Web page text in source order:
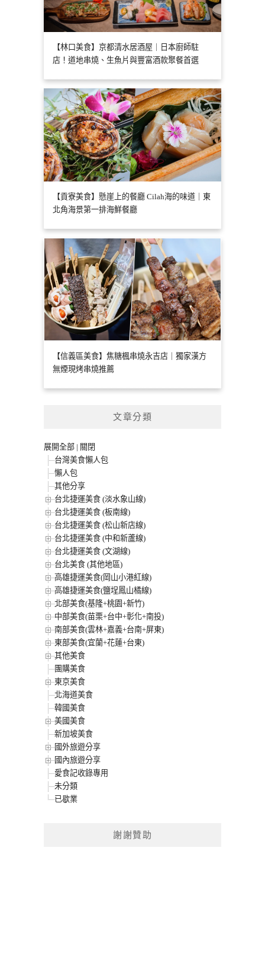
【林口美食】京都清水居酒屋｜日本廚師駐
店！道地串燒、生魚片與豐富酒款聚餐首選
【貢寮美食】懸崖上的餐廳 Cilah海的味道｜東
北角海景第一排海鮮餐廳
【信義區美食】焦糖楓串燒永吉店｜獨家漢方
無煙現烤串燒推薦
文章分類
展開全部 | 關閉
台灣美食懶人包
懶人包
其他分享
台北捷運美食 (淡水象山線)
台北捷運美食 (板南線)
台北捷運美食 (松山新店線)
台北捷運美食 (中和新蘆線)
台北捷運美食 (文湖線)
台北美食 (其他地區)
高雄捷運美食(岡山小港紅線)
高雄捷運美食(鹽埕鳳山橘線)
北部美食(基隆+桃園+新竹)
中部美食(苗栗+台中+彰化+南投)
南部美食(雲林+嘉義+台南+屏東)
東部美食(宜蘭+花蓮+台東)
其他美食
團購美食
東京美食
北海道美食
韓國美食
美國美食
新加坡美食
國外旅遊分享
國內旅遊分享
愛食記收錄專用
未分類
已歇業
謝謝贊助